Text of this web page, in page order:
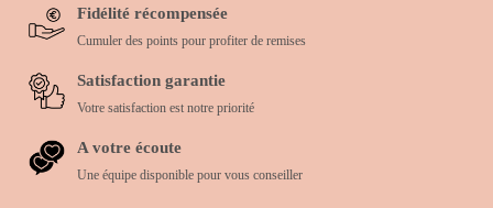
Fidélité récompensée
Cumuler des points pour profiter de remises
Satisfaction garantie
Votre satisfaction est notre priorité
A votre écoute
Une équipe disponible pour vous conseiller